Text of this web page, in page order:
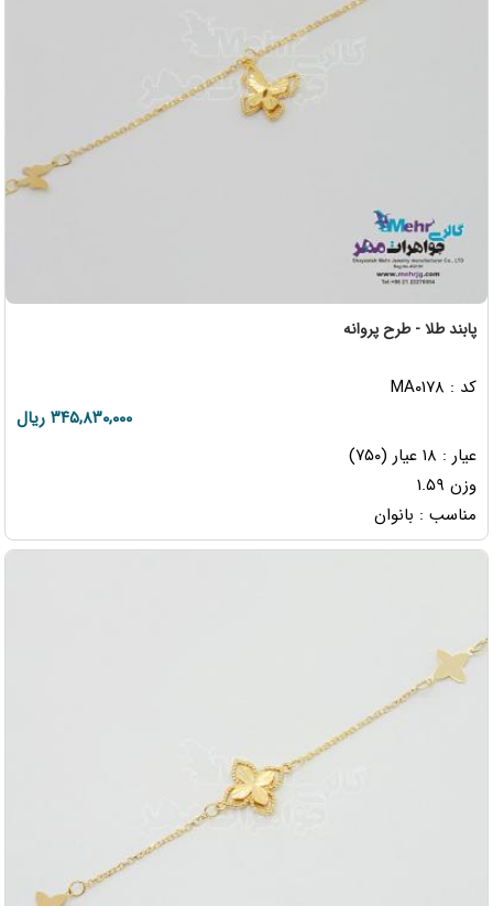
پابند طلا - طرح پروانه
کد : MA۰۱۷۸
۳۴۵,۸۳۰,۰۰۰ ریال
عیار : ۱۸ عیار (۷۵۰)
وزن ۱.۵۹
مناسب : بانوان